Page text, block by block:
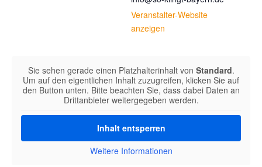
Veranstalter-Website
anzeigen
Sie sehen gerade einen Platzhalterinhalt von Standard.
Um auf den eigentlichen Inhalt zuzugreifen, klicken Sie auf
den Button unten. Bitte beachten Sie, dass dabei Daten an
Drittanbieter weitergegeben werden.
Inhalt entsperren
Weitere Informationen